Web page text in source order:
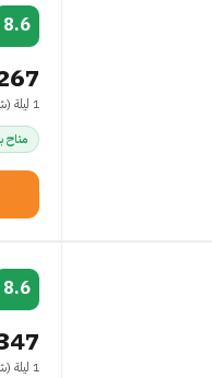
8.6
1 ليلة (شامل الضرائب) · 1 غرفة
متاح
8.6
1 ليلة (شامل الضرائب) · 1 غرفة